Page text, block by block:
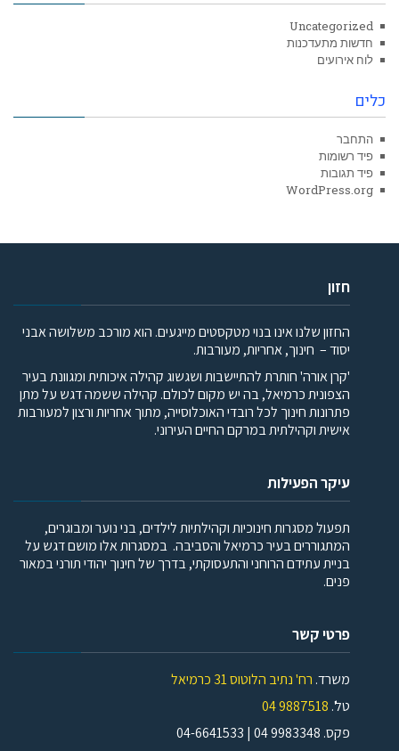
Uncategorized
חדשות מתעדכנות
לוח אירועים
כלים
התחבר
פיד רשומות
פיד תגובות
WordPress.org
חזון
החזון שלנו אינו בנוי מטקסטים מייגעים. הוא מורכב משלושה אבני
יסוד – חינוך, אחריות, מעורבות.
'קרן אורה' חותרת להתיישבות ושגשוג קהילה איכותית ומגוונת בעיר
הצפונית כרמיאל, בה יש מקום לכולם. קהילה ששמה דגש על מתן
פתרונות חינוך לכל רובדי האוכלוסייה, מתוך אחריות ורצון למעורבות
אישית וקהילתית במרקם החיים העירוני.
עיקר הפעילות
תפעול מסגרות חינוכיות וקהילתיות לילדים, בני נוער ומבוגרים,
המתגוררים בעיר כרמיאל והסביבה. במסגרות אלו מושם דגש על
בניית עתידם הרוחני והתעסוקתי, בדרך של חינוך יהודי תורני במאור
פנים.
פרטי קשר
משרד. רח' נתיב הלוטוס 31 כרמיאל
טל'. 9887518 04
פקס. 9983348 04 | 04-6641533